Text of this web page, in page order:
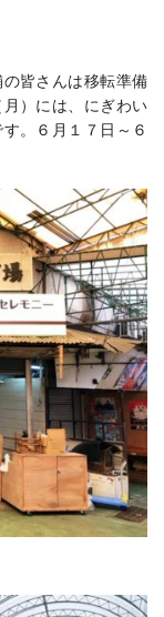
皆さんは移転準備
）には、にぎわい
。６月１７日～６